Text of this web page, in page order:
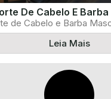
De Cabelo E
de Cabelo e Barba
...
Leia Mais